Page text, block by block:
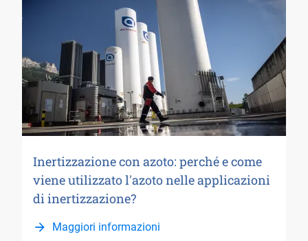
Inertizzazione con azoto: perché e come
viene utilizzato l'azoto nelle applicazioni
di inertizzazione?
Maggiori informazioni